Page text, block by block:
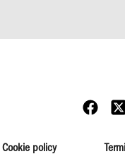
Cookie policy